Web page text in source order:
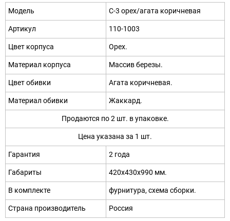
Модель С-3 орех/агата коричневая
Артикул 110-1003
Цвет корпуса Орех.
Материал корпуса Массив березы.
Цвет обивки Агата коричневая.
Материал обивки Жаккард.
Продаются по 2 шт. в упаковке.
Цена указана за 1 шт.
Гарантия 2 года
Габариты 420х430х990 мм.
В комплекте фурнитура, схема сборки.
Страна производитель Россия